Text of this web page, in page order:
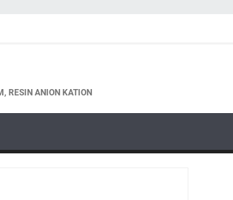
RESIN ANION KATION